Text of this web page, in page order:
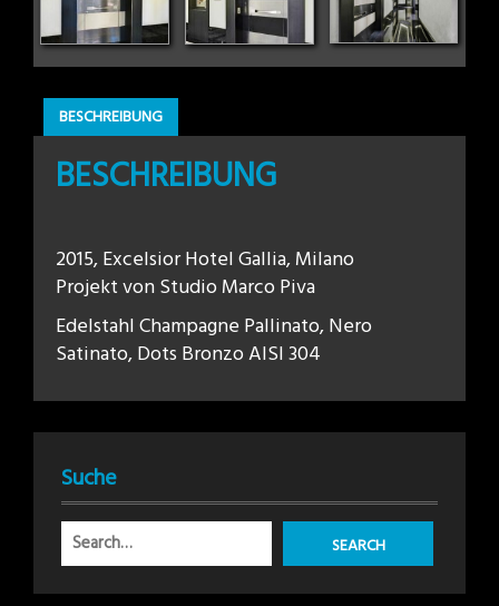
BESCHREIBUNG
BESCHREIBUNG
2015, Excelsior Hotel Gallia, Milano
Projekt von Studio Marco Piva
Edelstahl Champagne Pallinato, Nero
Satinato, Dots Bronzo AISI 304
Suche